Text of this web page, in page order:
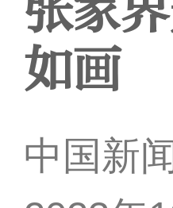
如画
中国新